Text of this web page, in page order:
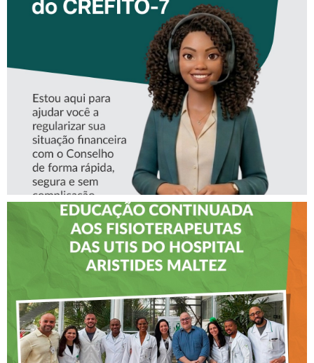
CONHEÇA A ‘ALINE’,
ASSISTENTE VIRTUAL DO
CREFITO-7
CREFITO-7 LEVA EDUCAÇÃO
CONTINUADA AOS
FISIOTERAPEUTAS DAS UTIs
DO HOSPITAL ARISTIDES
MALTEZ